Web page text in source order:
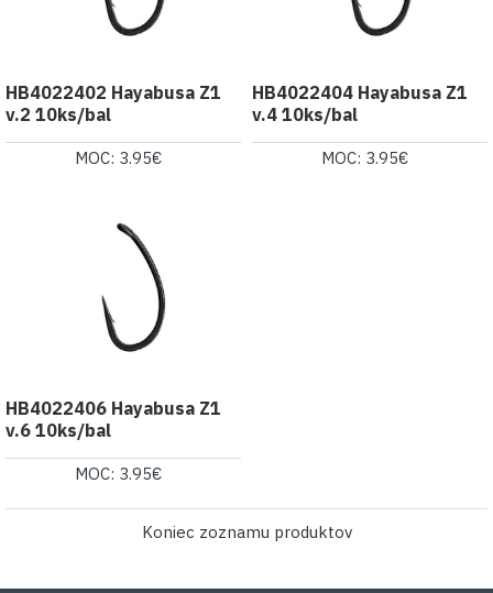
HB4022402 Hayabusa Z1
v.2 10ks/bal
MOC: 3.95€
HB4022404 Hayabusa Z1
v.4 10ks/bal
MOC: 3.95€
HB4022406 Hayabusa Z1
v.6 10ks/bal
MOC: 3.95€
Koniec zoznamu produktov